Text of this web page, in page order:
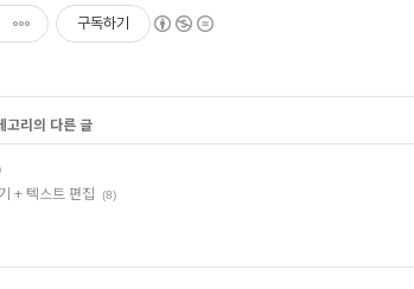
구독하기
고리의 다른 글
+ 텍스트 편집 (8)